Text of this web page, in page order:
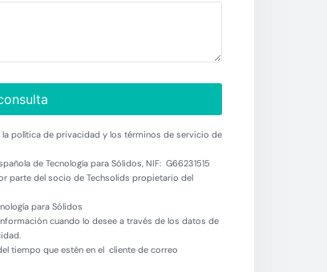
política de privacidad y los términos de servicio de
de Tecnología para Sólidos, NIF: G66231515
parte del socio de Techsolids propietario del
para Sólidos
cuando lo desee a través de los datos de
tiempo que estén en el cliente de correo